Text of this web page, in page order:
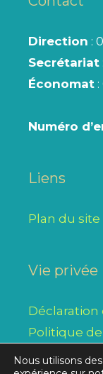
Direction :
Secrétariat
Économat
Numéro
Liens
Plan du site
Vie privée
Politique
Nous utilisons